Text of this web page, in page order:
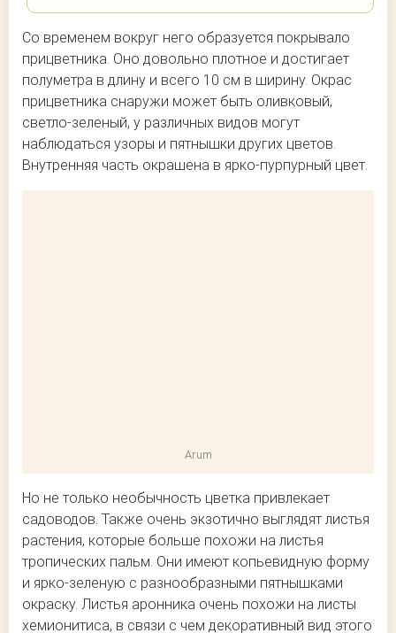
Со временем вокруг него образуется покрывало
прицветника. Оно довольно плотное и достигает
полуметра в длину и всего 10 см в ширину. Окрас
прицветника снаружи может быть оливковый,
светло-зеленый, у различных видов могут
наблюдаться узоры и пятнышки других цветов.
Внутренняя часть окрашена в ярко-пурпурный цвет.
Arum
Но не только необычность цветка привлекает
садоводов. Также очень экзотично выглядят листья
растения, которые больше похожи на листья
тропических пальм. Они имеют копьевидную форму
и ярко-зеленую с разнообразными пятнышками
окраску. Листья аронника очень похожи на листы
хемионитиса, в связи с чем декоративный вид этого